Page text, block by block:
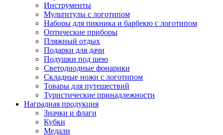
Инструменты
Мультитулы с логотипом
Наборы для пикника и барбекю с логотипом
Оптические приборы
Пляжный отдых
Подарки для дачи
Подушки под шею
Светодиодные фонарики
Складные ножи с логотипом
Товары для путешествий
Туристические принадлежности
Наградная продукция
Значки и флаги
Кубки
Медали